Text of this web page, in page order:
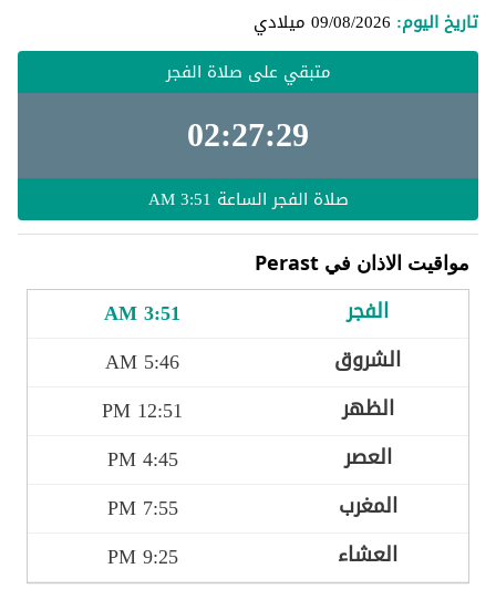
تاريخ اليوم: 09/08/2026 ميلادي
متبقي على صلاة الفجر
02:27:27
صلاة الفجر الساعة 3:51 AM
مواقيت الاذان في Perast
3:51 AM
5:46 AM
12:51 PM
4:45 PM
7:55 PM
9:25 PM